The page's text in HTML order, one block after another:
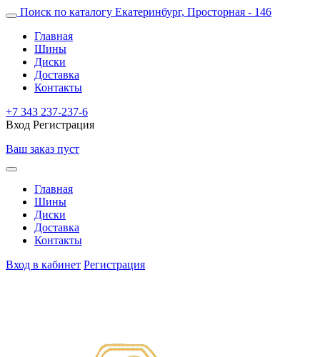
Поиск по каталогу Екатеринбург, Просторная - 146
Главная
Шины
Диски
Доставка
Контакты
+7 343 237-237-6
Вход Регистрация
Ваш заказ пуст
Главная
Шины
Диски
Доставка
Контакты
Вход в кабинет Регистрация